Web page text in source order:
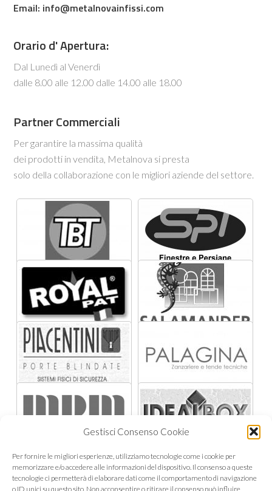
Gestisci Consenso Cookie
Per fornire le migliori esperienze, utilizziamo tecnologie come i cookie per
memorizzare e/o accedere alle informazioni del dispositivo. Il consenso a queste
tecnologie ci permetterà di elaborare dati come il comportamento di navigazione
o ID unici su questo sito. Non acconsentire o ritirare il consenso può influire
Email: info@metalnovainfissi.com
Orario d' Apertura:
Dal Lunedì al Venerdì
dalle 8.00 alle 12.00 dalle 14.00 alle 18.00
Partner Commerciali
Per garantire la massima qualità
dei prodotti in vendita, Metalnova si presta
solo della collaborazione con le migliori aziende del settore.